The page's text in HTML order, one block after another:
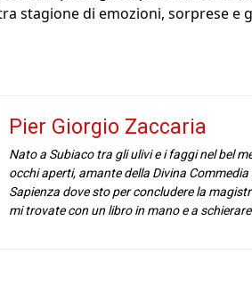
stagione di emozioni, sorprese e
Pier Giorgio Zaccaria
Nato a Subiaco tra gli ulivi e i faggi nel bel
occhi aperti, amante della Divina
Sapienza dove sto per concludere la
mi trovate con un libro in mano e a